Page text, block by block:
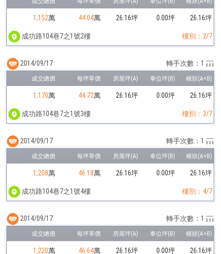
1,152萬 44.04萬 26.16坪 0.00坪 26.16坪
成功路104巷7之1號2樓 樓別：2/7
1,170萬 44.72萬 26.16坪 0.00坪 26.16坪
成功路104巷7之1號3樓 樓別：3/7
2014/09/17 轉手次數：1
1,208萬 46.18萬 26.16坪 0.00坪 26.16坪
成功路104巷7之1號4樓 樓別：4/7
2014/09/17 轉手次數：1
1,220萬 46.64萬 26.16坪 0.00坪 26.16坪
2014/09/17 轉手次數：1